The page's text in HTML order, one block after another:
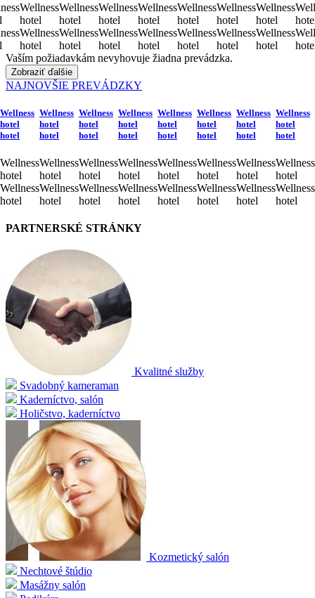
Wellness
hotel
Wellness
hotel
Wellness
hotel
Wellness
hotel
Wellness
hotel
Wellness
hotel
Wellness
hotel
Wellness
hotel
Wellness
hotel
Wellness
hotel
Wellness
hotel
Wellness
hotel
Wellness
hotel
Wellness
hotel
Vaším požiadavkám nevyhovuje žiadna prevádzka.
Zobraziť ďalšie
NAJNOVŠIE PREVÁDZKY
Wellness
hotel
hotel
Wellness
hotel
Wellness
hotel
Wellness
hotel
hotel
Wellness
hotel
Wellness
hotel
Wellness
hotel
hotel
Wellness
hotel
Wellness
hotel
Wellness
hotel
hotel
Wellness
hotel
Wellness
hotel
Wellness
hotel
hotel
Wellness
hotel
Wellness
hotel
Wellness
hotel
hotel
Wellness
hotel
Wellness
hotel
Wellness
hotel
hotel
Wellness
hotel
Wellness
hotel
Wellness
hotel
hotel
Wellness
hotel
Wellness
hotel
PARTNERSKÉ STRÁNKY
Kvalitné služby
Svadobný kameraman
Kaderníctvo, salón
Holičstvo, kaderníctvo
Kozmetický salón
Nechtové štúdio
Masážny salón